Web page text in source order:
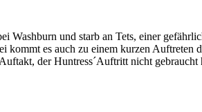
Washburn und starb an Tets, einer
kommt es auch zu einem kurzen Auftreten
der Huntress´Auftritt nicht gebraucht